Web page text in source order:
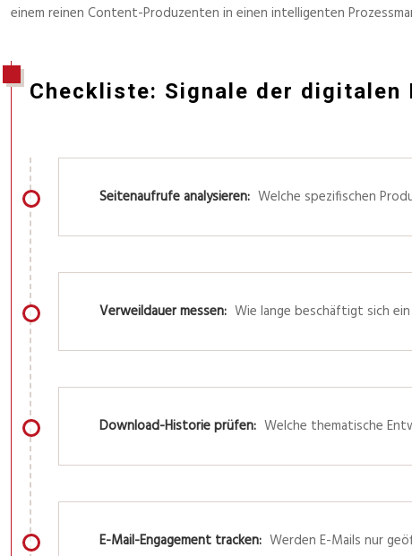
einem reinen Content-Produzenten in einen intelligenten
Checkliste: Signale der digitalen
Seitenaufrufe analysieren: Welche spezifischen
Verweildauer messen: Wie lange beschäftigt sich
Download-Historie prüfen: Welche thematische
E-Mail-Engagement tracken: Werden E-Mails nur